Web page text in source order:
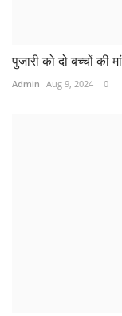
पुजारी को दो बच्चों की
Admin Aug 9, 2024 0